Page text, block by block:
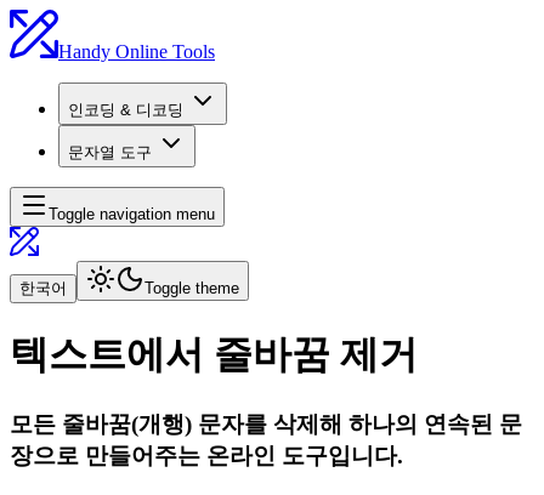
Handy Online Tools
인코딩 & 디코딩
문자열 도구
Toggle navigation menu
한국어 Toggle theme
텍스트에서 줄바꿈 제거
모든 줄바꿈(개행) 문자를 삭제해 하나의 연속된 문
장으로 만들어주는 온라인 도구입니다.